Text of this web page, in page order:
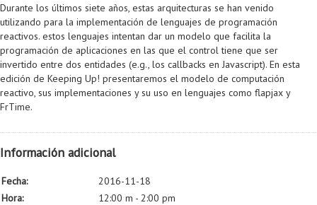
Durante los últimos siete años, estas arquitecturas se han venido
utilizando para la implementación de lenguajes de programación
reactivos. estos lenguajes intentan dar un modelo que facilita la
programación de aplicaciones en las que el control tiene que ser
invertido entre dos entidades (e.g., los callbacks en Javascript). En esta
edición de Keeping Up! presentaremos el modelo de computación
reactivo, sus implementaciones y su uso en lenguajes como flapjax y
FrTime.
Información adicional
Fecha:
2016-11-18
Hora:
12:00 m - 2:00 pm